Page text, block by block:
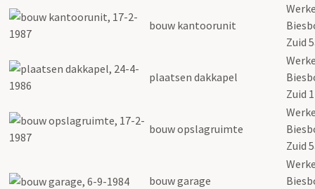
bouw kantoorunit
Zuid
plaatsen dakkapel
Zuid
bouw opslagruimte
Zuid
bouw garage